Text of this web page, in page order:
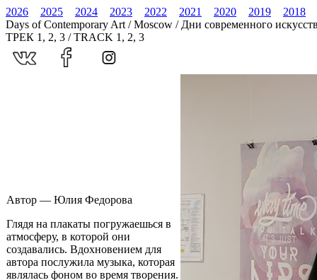
2026 2025 2024 2023 2022 2021 2020 2019
2018
Days of Contemporary Art / Moscow / Дни современного
ТРЕК 1, 2, 3 / TRACK 1, 2, 3
Автор — Юлия Федорова
Глядя на плакаты погружаешься в
атмосферу, в которой они
создавались. Вдохновением для
автора послужила музыка, которая
являлась фоном во время творения.